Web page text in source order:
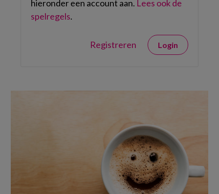
hieronder een account aan. Lees ook de
spelregels.
Registreren Login